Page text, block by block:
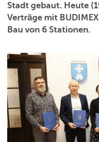
Stadt gebaut. Heute
Verträge mit
Bau von 6 Stationen.